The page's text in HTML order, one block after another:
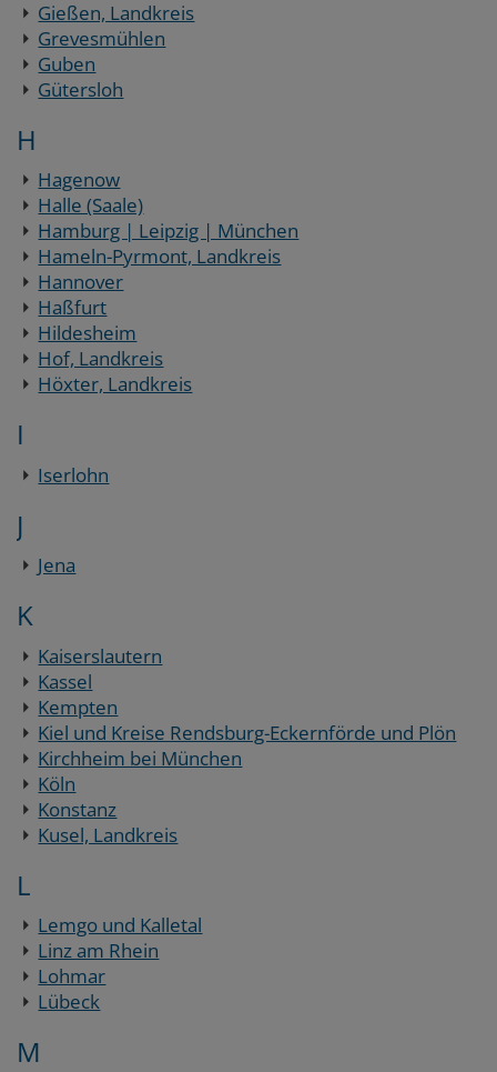
Gießen, Landkreis
Grevesmühlen
Guben
Gütersloh
H
Hagenow
Halle (Saale)
Hamburg | Leipzig | München
Hameln-Pyrmont, Landkreis
Hannover
Haßfurt
Hildesheim
Hof, Landkreis
Höxter, Landkreis
I
Iserlohn
J
Jena
K
Kaiserslautern
Kassel
Kempten
Kiel und Kreise Rendsburg-Eckernförde und Plön
Kirchheim bei München
Köln
Konstanz
Kusel, Landkreis
L
Lemgo und Kalletal
Linz am Rhein
Lohmar
Lübeck
M